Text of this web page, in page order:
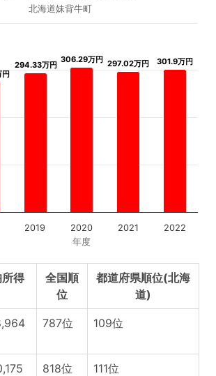
年度
北海道妹背牛町
円
円
294.33万円
294.33万円
306.29万円
306.29万円 297.02万円
297.02万円 301.9万円
301.9万円
2019 2020 2021 2022
得
全国順
位
都道府県順位(北海
道)
787位 109位
818位 111位